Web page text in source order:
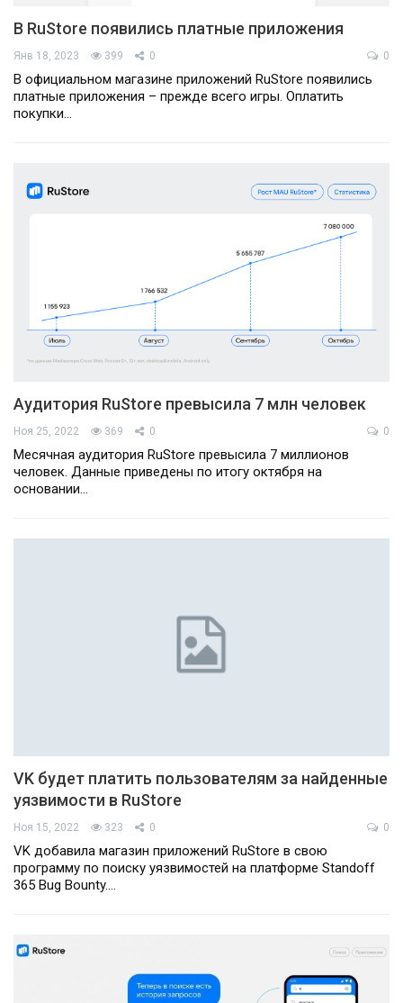
В RuStore появились платные приложения
Янв 18, 2023 399 0 0
В официальном магазине приложений RuStore появились
платные приложения – прежде всего игры. Оплатить
покупки…
Аудитория RuStore превысила 7 млн человек
Ноя 25, 2022 369 0 0
Месячная аудитория RuStore превысила 7 миллионов
человек. Данные приведены по итогу октября на
основании…
VK будет платить пользователям за найденные
уязвимости в RuStore
Ноя 15, 2022 323 0 0
VK добавила магазин приложений RuStore в свою
программу по поиску уязвимостей на платформе Standoff
365 Bug Bounty.…